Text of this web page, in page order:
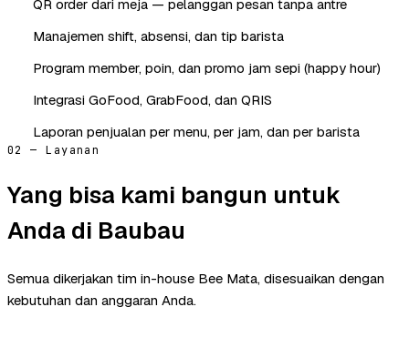
QR order dari meja — pelanggan pesan tanpa antre
Manajemen shift, absensi, dan tip barista
Program member, poin, dan promo jam sepi (happy hour)
Integrasi GoFood, GrabFood, dan QRIS
Laporan penjualan per menu, per jam, dan per barista
02 — Layanan
Yang bisa kami bangun untuk
Anda di Baubau
Semua dikerjakan tim in-house Bee Mata, disesuaikan dengan
kebutuhan dan anggaran Anda.